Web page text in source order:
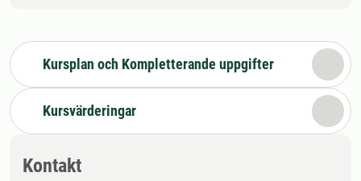
Kursplan och Kompletterande uppgifter
Kursvärderingar
Kontakt